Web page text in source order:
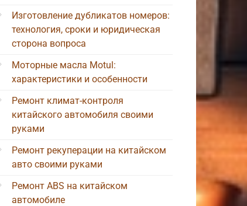
Изготовление дубликатов номеров:
технология, сроки и юридическая
сторона вопроса
Моторные масла Motul:
характеристики и особенности
Ремонт климат-контроля
китайского автомобиля своими
руками
Ремонт рекуперации на китайском
авто своими руками
Ремонт ABS на китайском
автомобиле